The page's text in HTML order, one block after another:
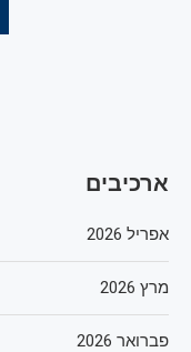
ארכיבים
אפריל 2026
מרץ 2026
פברואר 2026